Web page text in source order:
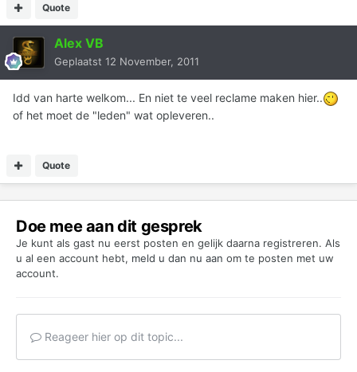
Quote
Alex VB
Geplaatst 12 November, 2011
Idd van harte welkom... En niet te veel reclame maken hier..
of het moet de "leden" wat opleveren..
Quote
Doe mee aan dit gesprek
Je kunt als gast nu eerst posten en gelijk daarna registreren. Als
u al een account hebt, meld u dan nu aan om te posten met uw
account.
Reageer hier op dit topic...